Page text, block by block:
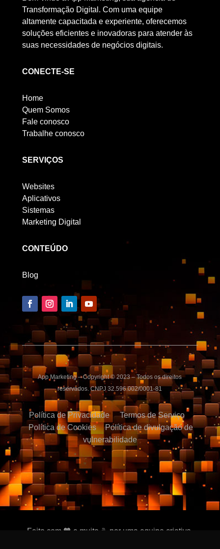
Transformação Digital. Com uma equipe
altamente capacitada e experiente, oferecemos
soluções eficientes e inovadoras para atender às
suas necessidades de negócios digitais.
CONECTE-SE
Home
Quem Somos
Fale conosco
Trabalhe conosco
SERVIÇOS
Websites
Aplicativos
Sistemas
Marketing Digital
CONTEÚDO
Blog
App Marketing – Copyright © 2023 – Todos os direitos
reservados. CNPJ 32.596.002/0001-81
Política de Privacidade
Termos de Serviço
Política de Cookies
Política de divulgação de
vulnerabilidade
Feito com 🧡 e muito ☕ por uma equipe criativa.